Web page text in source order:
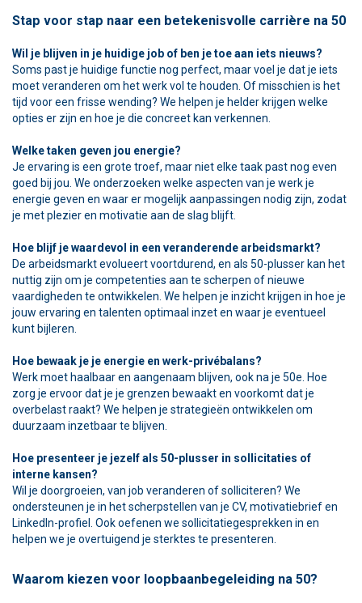
Stap voor stap naar een betekenisvolle carrière na 50
Wil je blijven in je huidige job of ben je toe aan iets nieuws?
Soms past je huidige functie nog perfect, maar voel je dat je iets
moet veranderen om het werk vol te houden. Of misschien is het
tijd voor een frisse wending? We helpen je helder krijgen welke
opties er zijn en hoe je die concreet kan verkennen.
Welke taken geven jou energie?
Je ervaring is een grote troef, maar niet elke taak past nog even
goed bij jou. We onderzoeken welke aspecten van je werk je
energie geven en waar er mogelijk aanpassingen nodig zijn, zodat
je met plezier en motivatie aan de slag blijft.
Hoe blijf je waardevol in een veranderende arbeidsmarkt?
De arbeidsmarkt evolueert voortdurend, en als 50-plusser kan het
nuttig zijn om je competenties aan te scherpen of nieuwe
vaardigheden te ontwikkelen. We helpen je inzicht krijgen in hoe je
jouw ervaring en talenten optimaal inzet en waar je eventueel
kunt bijleren.
Hoe bewaak je je energie en werk-privébalans?
Werk moet haalbaar en aangenaam blijven, ook na je 50e. Hoe
zorg je ervoor dat je je grenzen bewaakt en voorkomt dat je
overbelast raakt? We helpen je strategieën ontwikkelen om
duurzaam inzetbaar te blijven.
Hoe presenteer je jezelf als 50-plusser in sollicitaties of
interne kansen?
Wil je doorgroeien, van job veranderen of solliciteren? We
ondersteunen je in het scherpstellen van je CV, motivatiebrief en
LinkedIn-profiel. Ook oefenen we sollicitatiegesprekken in en
helpen we je overtuigend je sterktes te presenteren.
Waarom kiezen voor loopbaanbegeleiding na 50?